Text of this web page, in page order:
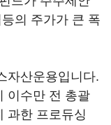
의 주가가 큰 폭
자산운용입니다.
이수만 전 총괄
과한 프로듀싱